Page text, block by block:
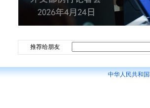
推荐给朋友
中华人民共和